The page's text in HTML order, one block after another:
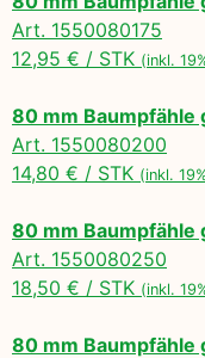
Art. 1550080175
12,95 € / STK (inkl.
80 mm Baumpfähle
Art. 1550080200
14,80 € / STK (inkl.
80 mm Baumpfähle
Art. 1550080250
18,50 € / STK (inkl.
80 mm Baumpfähle